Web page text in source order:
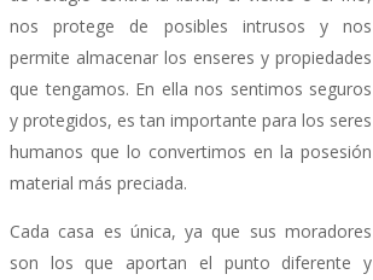
nos protege de posibles intrusos y nos
permite almacenar los enseres y propiedades
que tengamos. En ella nos sentimos seguros
y protegidos, es tan importante para los seres
humanos que lo convertimos en la posesión
material más preciada.
Cada casa es única, ya que sus moradores
son los que aportan el punto diferente y